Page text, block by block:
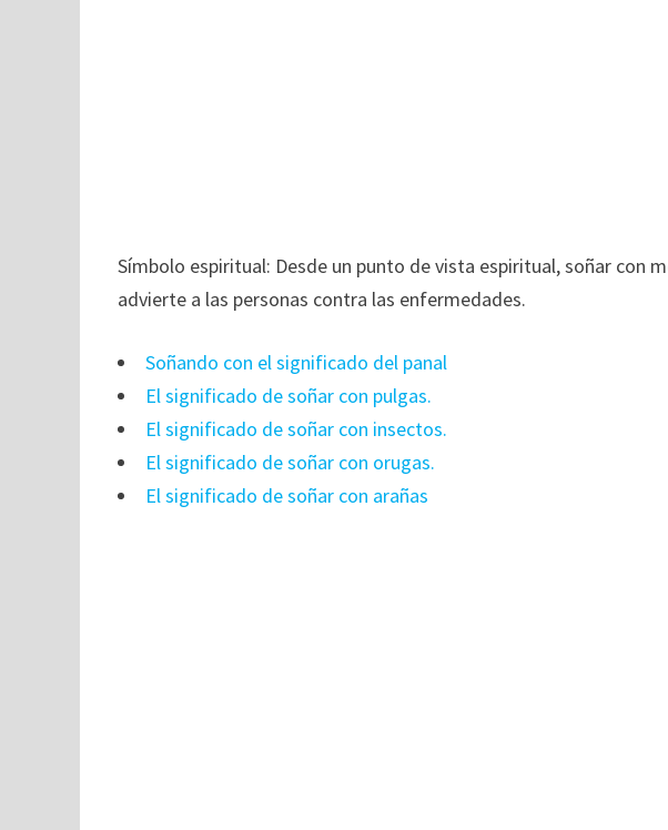
Símbolo espiritual: Desde un punto de vista espiritual, soñar con
advierte a las personas contra las enfermedades.
Soñando con el significado del panal
El significado de soñar con pulgas.
El significado de soñar con insectos.
El significado de soñar con orugas.
El significado de soñar con arañas